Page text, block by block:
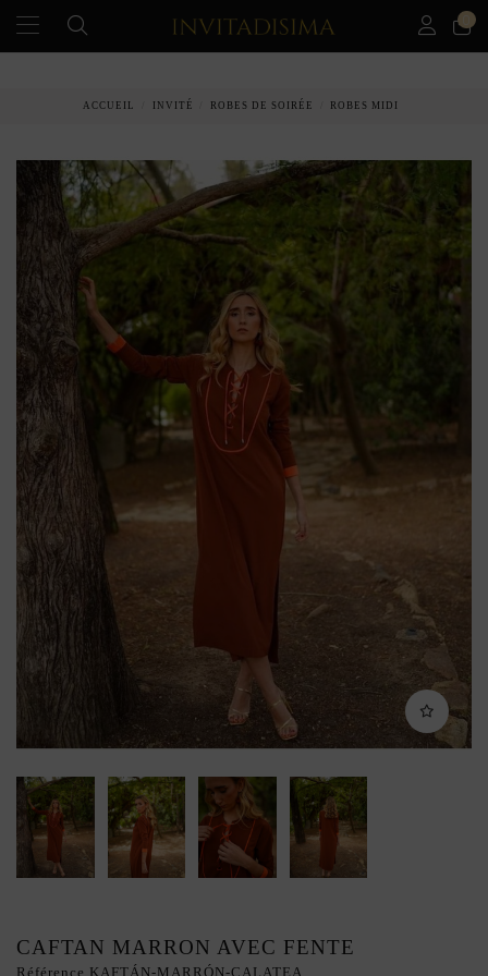
ACCUEIL INVITÉ ROBES DE SOIRÉE ROBES MIDI
CAFTAN MARRON AVEC FENTE
Référence KAFTÁN-MARRÓN-CALATEA